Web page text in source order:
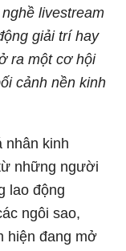
livestream
giải trí hay
ra một cơ hội
cảnh nền kinh
nhân kinh
những người
lao động
ngôi sao,
hiện đang mở